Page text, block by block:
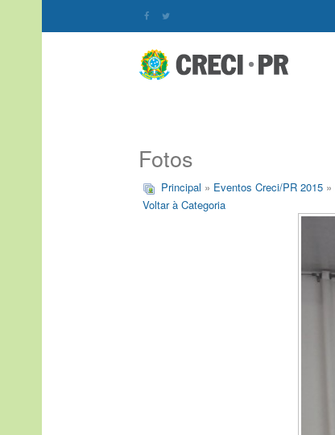
Fotos
Principal » Eventos Creci/PR 2015 »
Voltar à Categoria